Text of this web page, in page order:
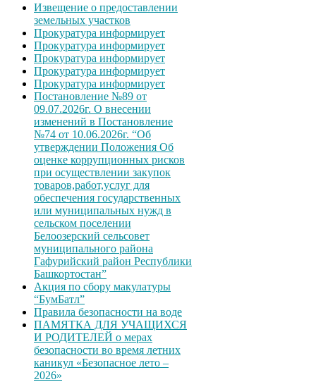
Извещение о предоставлении
земельных участков
Прокуратура информирует
Прокуратура информирует
Прокуратура информирует
Прокуратура информирует
Прокуратура информирует
Постановление №89 от
09.07.2026г. О внесении
изменений в Постановление
№74 от 10.06.2026г. “Об
утверждении Положения Об
оценке коррупционных рисков
при осуществлении закупок
товаров,работ,услуг для
обеспечения государственных
или муниципальных нужд в
сельском поселении
Белоозерский сельсовет
муниципального района
Гафурийский район Республики
Башкортостан”
Акция по сбору макулатуры
“БумБатл”
Правила безопасности на воде
ПАМЯТКА ДЛЯ УЧАЩИХСЯ
И РОДИТЕЛЕЙ о мерах
безопасности во время летних
каникул «Безопасное лето –
2026»